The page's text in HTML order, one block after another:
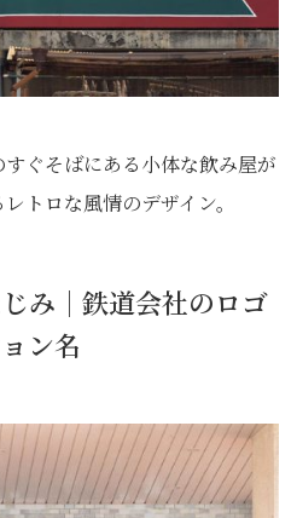
ぐそばにある小体な飲み屋が
トロな風情のデザイン。
み｜鉄道会社のロゴ
ン名